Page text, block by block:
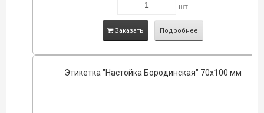
шт
Заказать Подробнее
Этикетка "Настойка Бородинская" 70х100 мм